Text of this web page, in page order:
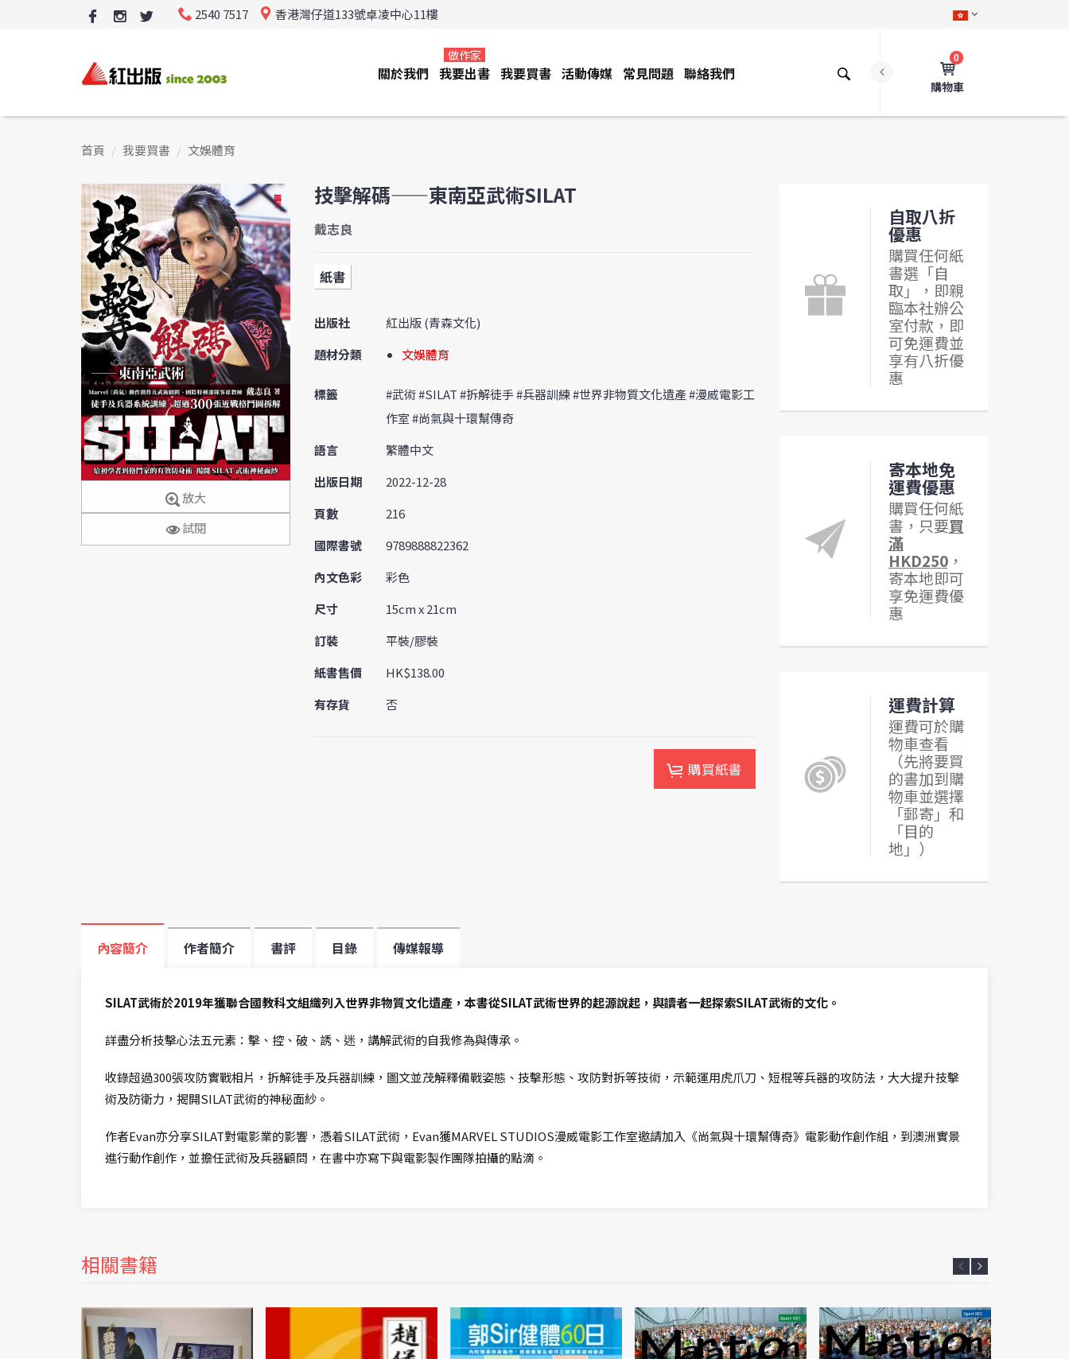
2540 7517 香港灣仔道133號卓凌中心11樓
0
購物車
關於我們 我要出書
做作家
我要買書 活動傳媒 常見問題 聯絡我們
首頁 我要買書 文娛體育
放大
試閱
技擊解碼——東南亞武術SILAT
戴志良
紙書
出版社
紅出版 (青森文化)
題材分類
文娛體育
標籤
#武術 #SILAT #拆解徒手 #兵器訓練 #世界非物質文化遺產 #漫威電影工
作室 #尚氣與十環幫傳奇
語言
繁體中文
出版日期
2022-12-28
頁數
216
國際書號
9789888822362
內文色彩
彩色
尺寸
15cm x 21cm
訂裝
平裝/膠裝
紙書售價
HK$138.00
有存貨
否
購買紙書
自取八折
優惠
購買任何紙
書選「自
取」，即親
臨本社辦公
室付款，即
可免運費並
享有八折優
惠
寄本地免
運費優惠
購買任何紙
書，只要買
滿
HKD250，
寄本地即可
享免運費優
惠
運費計算
運費可於購
物車查看
（先將要買
的書加到購
物車並選擇
「郵寄」和
「目的
地」）
內容簡介 作者簡介 書評 目錄 傳媒報導
SILAT武術於2019年獲聯合國教科文組織列入世界非物質文化遺產，本書從SILAT武術世界的起源說起，與讀者一起探索SILAT武術的文化。
詳盡分析技擊心法五元素：擊、控、破、誘、迷，講解武術的自我修為與傳承。
收錄超過300張攻防實戰相片，拆解徒手及兵器訓練，圖文並茂解釋備戰姿態、技擊形態、攻防對拆等技術，示範運用虎爪刀、短棍等兵器的攻防法，大大提升技擊
術及防衛力，揭開SILAT武術的神秘面紗。
作者Evan亦分享SILAT對電影業的影響，憑着SILAT武術，Evan獲MARVEL STUDIOS漫威電影工作室邀請加入《尚氣與十環幫傳奇》電影動作創作組，到澳洲實景
進行動作創作，並擔任武術及兵器顧問，在書中亦寫下與電影製作團隊拍攝的點滴。
相關書籍